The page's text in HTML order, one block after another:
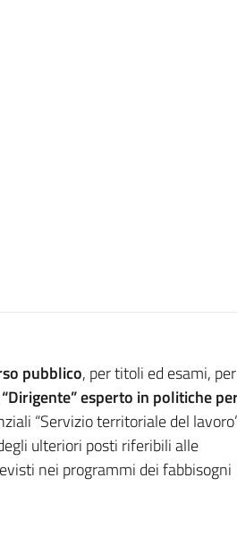
pubblico, per titoli ed esami,
esperto in politiche
“Servizio territoriale del
ulteriori posti riferibili alle
nei programmi dei fabbisogni